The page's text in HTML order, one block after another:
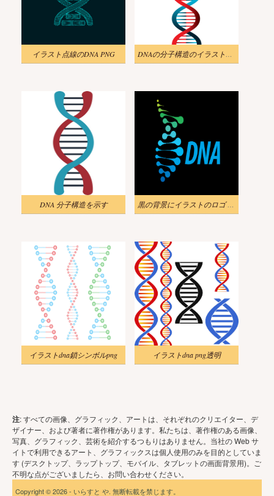
イラスト点線のDNA PNG DNAの分子構造のイラストpng透明
DNA 分子構造を示す 黒の背景にイラストのロゴ DNA PNG
イラストdna鎖シンボルpng イラストdna png透明
注: すべての画像、グラフィック、アートは、それぞれのクリエイター、デ
ザイナー、および著者に著作権があります。私たちは、著作権のある画像、
写真、グラフィック、芸術を紹介するつもりはありません。当社の Web サ
イトで利用できるアート、グラフィックスは個人使用のみを目的としていま
す (デスクトップ、ラップトップ、モバイル、タブレットの画面背景用)。ご
不明な点がございましたら、お問い合わせください。
Copyright © 2026 - いらすと や. 無断転載を禁じます。